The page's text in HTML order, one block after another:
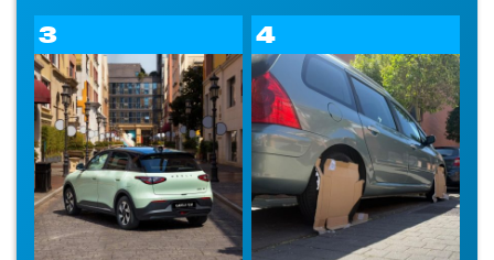
3 4